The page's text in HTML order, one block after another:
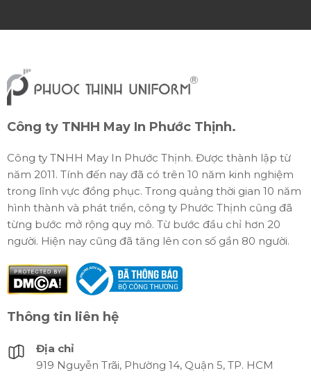
Công ty TNHH May In Phước Thịnh.
Công ty TNHH May In Phước Thịnh. Được thành lập từ
năm 2011. Tính đến nay đã có trên 10 năm kinh nghiệm
trong lĩnh vực đồng phục. Trong quảng thời gian 10 năm
hình thành và phát triển, công ty Phước Thịnh cũng đã
từng bước mở rộng quy mô. Từ bước đầu chỉ hơn 20
người. Hiện nay cũng đã tăng lên con số gần 80 người.
Thông tin liên hệ
Địa chỉ
919 Nguyễn Trãi, Phường 14, Quận 5, TP. HCM